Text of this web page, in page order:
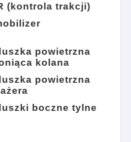
(kontrola trakcji)
powietrzna
kolana
powietrzna
boczne tylne